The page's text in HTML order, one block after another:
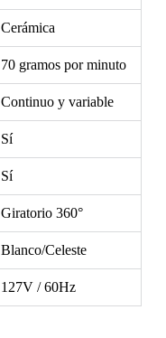
Cerámica
70 gramos por minuto
Continuo y variable
Sí
Sí
Giratorio 360°
Blanco/Celeste
127V / 60Hz